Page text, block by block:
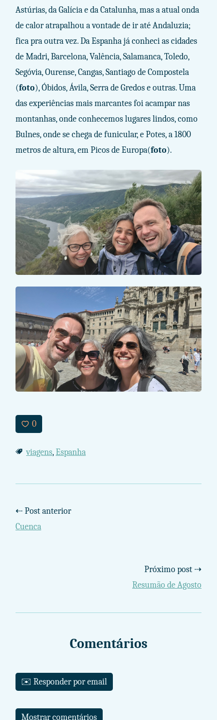
Astúrias, da Galícia e da Catalunha, mas a atual onda
de calor atrapalhou a vontade de ir até Andaluzia;
fica pra outra vez. Da Espanha já conheci as cidades
de Madri, Barcelona, Valência, Salamanca, Toledo,
Segóvia, Ourense, Cangas, Santiago de Compostela
(foto), Óbidos, Ávila, Serra de Gredos e outras. Uma
das experiências mais marcantes foi acampar nas
montanhas, onde conhecemos lugares lindos, como
Bulnes, onde se chega de funicular, e Potes, a 1800
metros de altura, em Picos de Europa(foto).
0
viagens,Espanha
⇠ Post anterior
Cuenca
Próximo post ⇢
Resumão de Agosto
Comentários
✉️ Responder por email
Mostrar comentários